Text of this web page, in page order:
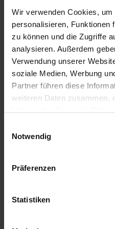
Wir verwenden Cookies,
personalisieren, Funktionen
zu können und die Zugriffe
analysieren. Außerdem
Verwendung unserer
soziale Medien, Werbung
Partner führen diese
weiteren Daten zusammen,
Notwendig
Präferenzen
Statistiken
Automarkenname
Automodell Name
Universal
Nein
Technische Daten